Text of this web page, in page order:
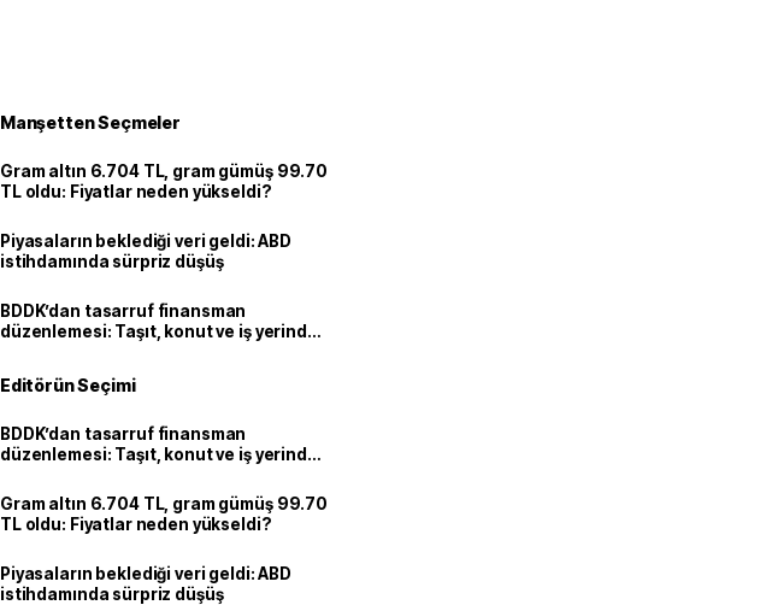
Manşetten Seçmeler
Gram altın 6.704 TL, gram gümüş 99.70
TL oldu: Fiyatlar neden yükseldi?
Piyasaların beklediği veri geldi: ABD
istihdamında sürpriz düşüş
BDDK’dan tasarruf finansman
düzenlemesi: Taşıt, konut ve iş yerinde
Editörün Seçimi
BDDK’dan tasarruf finansman
düzenlemesi: Taşıt, konut ve iş yerinde
Gram altın 6.704 TL, gram gümüş 99.70
TL oldu: Fiyatlar neden yükseldi?
Piyasaların beklediği veri geldi: ABD
istihdamında sürpriz düşüş